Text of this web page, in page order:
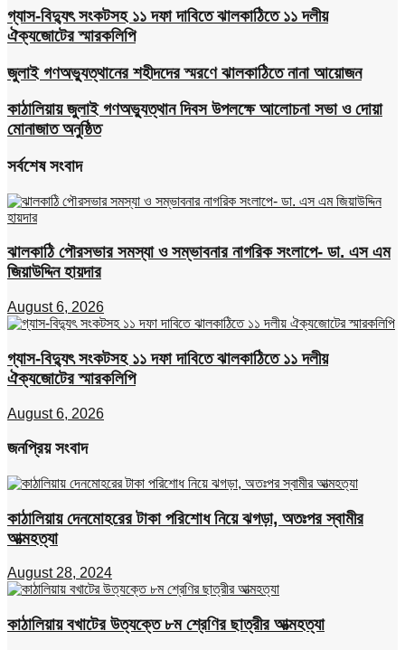
গ্যাস-বিদ্যুৎ সংকটসহ ১১ দফা দাবিতে ঝালকাঠিতে ১১ দলীয়
ঐক্যজোটের স্মারকলিপি
জুলাই গণঅভ্যুত্থানের শহীদদের স্মরণে ঝালকাঠিতে নানা আয়োজন
কাঠালিয়ায় জুলাই গণঅভ্যুত্থান দিবস উপলক্ষে আলোচনা সভা ও দোয়া
মোনাজাত অনুষ্ঠিত
সর্বশেষ সংবাদ
ঝালকাঠি পৌরসভার সমস্যা ও সম্ভাবনার নাগরিক সংলাপে- ডা. এস এম
জিয়াউদ্দিন হায়দার
August 6, 2026
গ্যাস-বিদ্যুৎ সংকটসহ ১১ দফা দাবিতে ঝালকাঠিতে ১১ দলীয়
ঐক্যজোটের স্মারকলিপি
August 6, 2026
জনপ্রিয় সংবাদ
কাঠালিয়ায় দেনমোহরের টাকা পরিশোধ নিয়ে ঝগড়া, অতঃপর স্বামীর
আত্মহত্যা
August 28, 2024
কাঠালিয়ায় বখাটের উত্যক্তে ৮ম শ্রেণির ছাত্রীর আত্মহত্যা